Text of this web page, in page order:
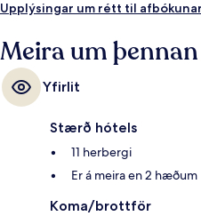
Upplýsingar um rétt til afbókunar
Meira um
Yfirlit
Stærð hótels
11 herbergi
Er á meira en 2 hæðum
Koma/brottför